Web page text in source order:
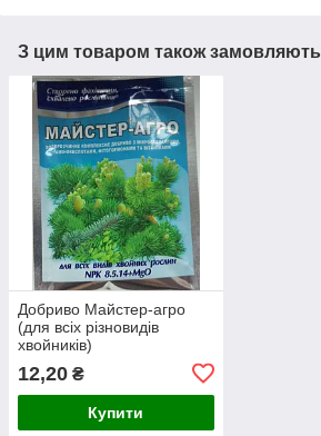
З цим товаром також замовляють
Добриво Майстер-агро
(для всіх різновидів
хвойників)
12,20 ₴
Купити